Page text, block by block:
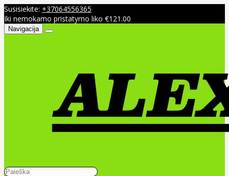
Susisiekite: +37064556365
Iki nemokamo pristatymo liko €121.00
Navigacija